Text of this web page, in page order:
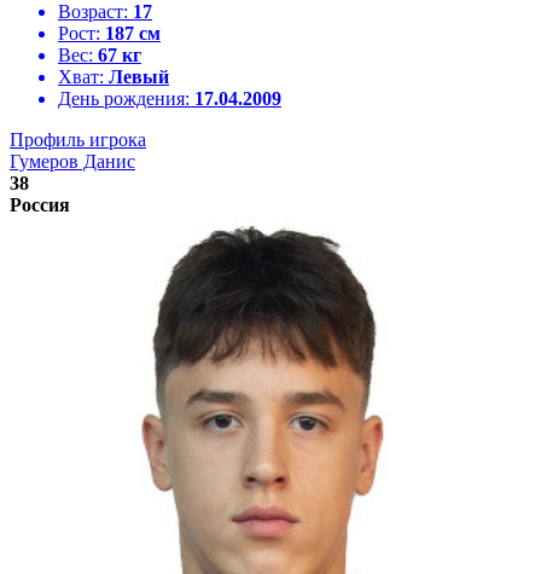
Возраст: 17
Рост: 187 см
Вес: 67 кг
Хват: Левый
День рождения: 17.04.2009
Профиль игрока
Гумеров Данис
38
Россия